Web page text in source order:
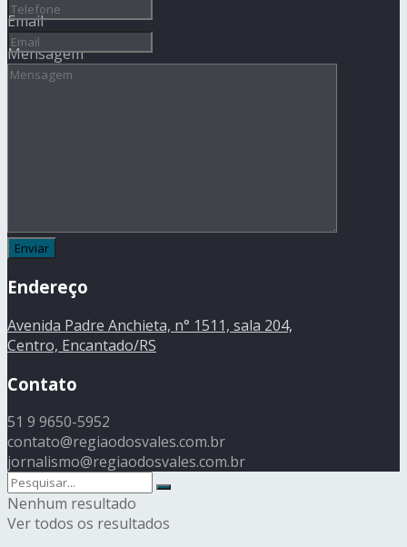
Email
Mensagem
Endereço
Avenida Padre Anchieta, n° 1511, sala 204,
Centro, Encantado/RS
Contato
51 9 9650-5952
contato@regiaodosvales.com.br
jornalismo@regiaodosvales.com.br
Nenhum resultado
Ver todos os resultados